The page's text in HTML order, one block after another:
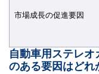
市場成長の促進要因​​​​​​​
自動車用ステレ
のある要因はどれ